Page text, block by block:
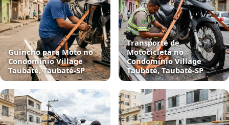
Guincho para Moto no
Condomínio Village
Taubaté, Taubaté‑SP
Transporte de
Motocicleta no
Condomínio Village
Taubaté, Taubaté‑SP